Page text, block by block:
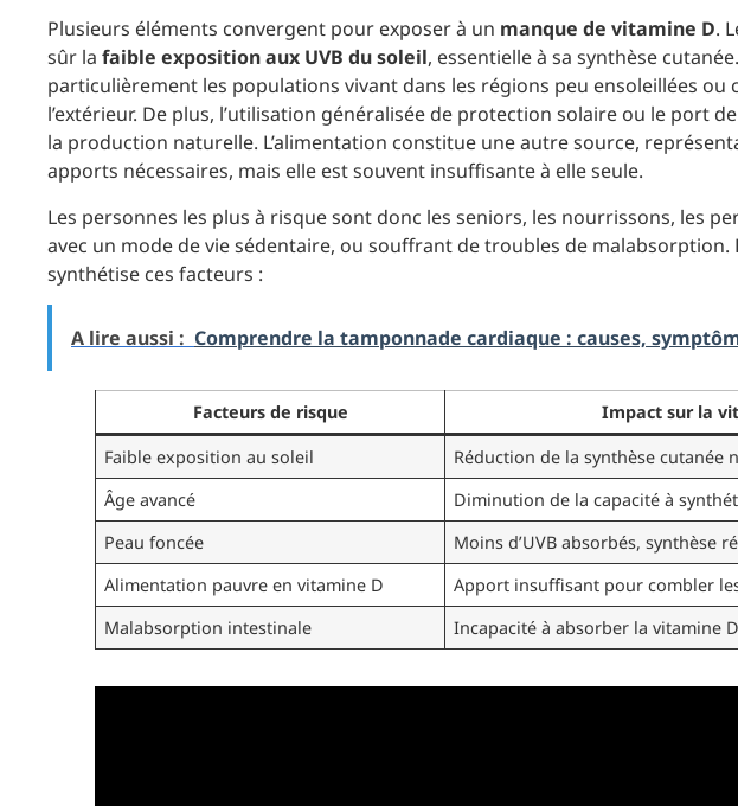
Plusieurs éléments convergent pour exposer à un manque de vitamine D.
sûr la faible exposition aux UVB du soleil, essentielle à sa synthèse
particulièrement les populations vivant dans les régions peu ensoleillées ou
l’extérieur. De plus, l’utilisation généralisée de protection solaire ou le port
la production naturelle. L’alimentation constitue une autre source,
apports nécessaires, mais elle est souvent insuffisante à elle seule.
Les personnes les plus à risque sont donc les seniors, les nourrissons, les
avec un mode de vie sédentaire, ou souffrant de troubles de malabsorption.
synthétise ces facteurs :
A lire aussi : Comprendre la tamponnade cardiaque : causes,
Facteurs de risque
Impact sur la
Faible exposition au soleil
Réduction de la synthèse cutanée
Âge avancé
Diminution de la capacité à
Peau foncée
Moins d’UVB absorbés, synthèse
Alimentation pauvre en vitamine D
Apport insuffisant pour combler
Malabsorption intestinale
Incapacité à absorber la vitamine